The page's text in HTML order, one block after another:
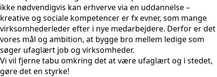
ikke nødvendigvis kan erhverve via en uddannelse –
kreative og sociale kompetencer er fx evner, som mange
virksomhederleder efter i nye medarbejdere. Derfor er det
vores mål og ambition, at bygge bro mellem ledige som
søger ufaglært job og virksomheder.
Vi vil fjerne tabu omkring det at være ufaglært og i stedet,
gøre det en styrke!